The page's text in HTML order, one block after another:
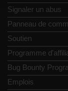
Signaler un abus
Panneau de
Soutien
Programme
Bug Bounty
Emplois